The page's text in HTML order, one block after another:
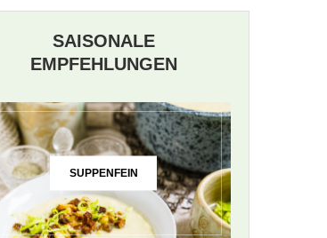
SAISONALE
EMPFEHLUNGEN
SUPPENFEIN